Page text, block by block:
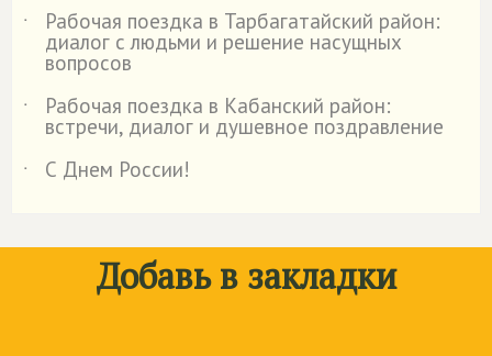
˙
Рабочая поездка в Тарбагатайский район:
диалог с людьми и решение насущных
вопросов
˙
Рабочая поездка в Кабанский район:
встречи, диалог и душевное поздравление
˙
С Днем России!
Добавь в закладки